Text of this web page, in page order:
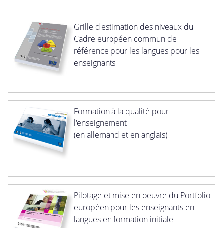
Grille d'estimation des niveaux du
Cadre européen commun de
référence pour les langues pour les
enseignants
Formation à la qualité pour
l'enseignement
(en allemand et en anglais)
Pilotage et mise en oeuvre du Portfolio
européen pour les enseignants en
langues en formation initiale